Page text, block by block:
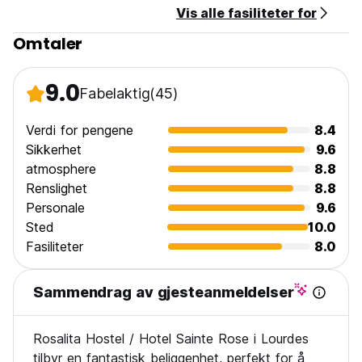
Vis alle fasiliteter for
Omtaler
9.0Fabelaktig(45)
Verdi for pengene
8.4
Sikkerhet
9.6
atmosphere
8.8
Renslighet
8.8
Personale
9.6
Sted
10.0
Fasiliteter
8.0
Sammendrag av gjesteanmeldelser
Rosalita Hostel / Hotel Sainte Rose i Lourdes
tilbyr en fantastisk beliggenhet, perfekt for å